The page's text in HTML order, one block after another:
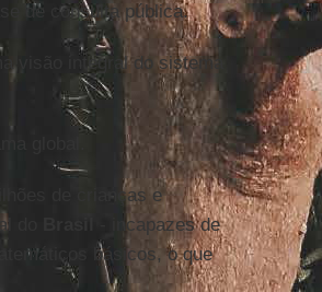
de consulta pública.
visão integral do sistema
global.
de crianças e
do
- incapazes de
básicos, o que